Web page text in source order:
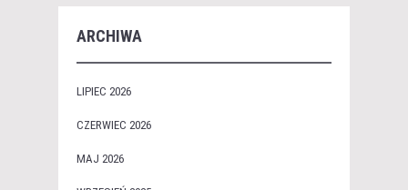
ARCHIWA
LIPIEC 2026
CZERWIEC 2026
MAJ 2026